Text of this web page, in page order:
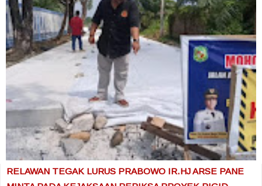
RELAWAN TEGAK LURUS PRABOWO IR.HJ ARSE PANE